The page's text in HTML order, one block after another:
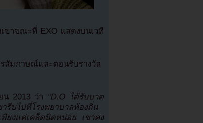
ขาขณะที่ EXO แสดงบนเวที
รสัมภาษณ์และตอนรับรางวัล
น 2013 ว่า “D.O ได้รับบาด
รีบไปที่โรงพยาบาลท้องถิ่น
ยงแค่เคล็ดนิดหน่อย เขาคง